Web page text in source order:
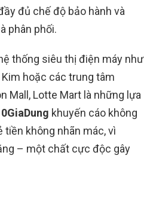
đủ chế độ bảo hành và
phân phối.
thống siêu thị điện máy như
hoặc các trung tâm
Mall, Lotte Mart là những lựa
khuyến cáo không
tiền không nhãn mác, vì
– một chất cực độc gây